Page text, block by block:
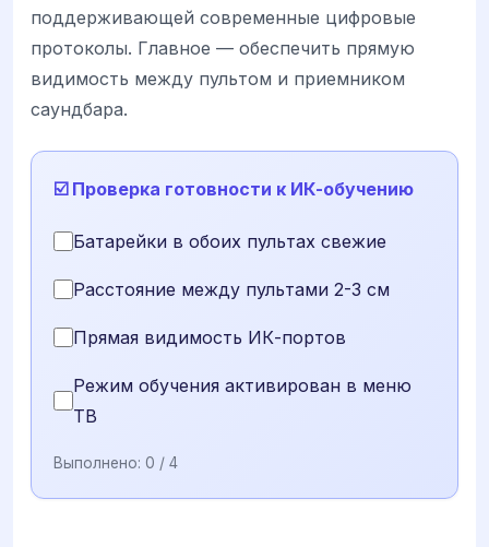
поддерживающей современные цифровые
протоколы. Главное — обеспечить прямую
видимость между пультом и приемником
саундбара.
☑️ Проверка готовности к ИК-обучению
Батарейки в обоих пультах свежие
Расстояние между пультами 2-3 см
Прямая видимость ИК-портов
Режим обучения активирован в меню
ТВ
Выполнено: 0 / 4